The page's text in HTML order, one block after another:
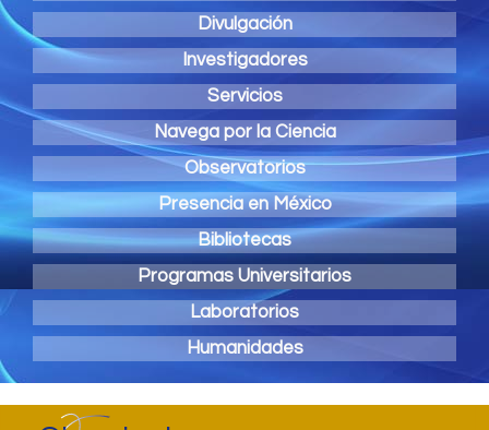
Divulgación
Investigadores
Servicios
Navega por la Ciencia
Observatorios
Presencia en México
Bibliotecas
Programas Universitarios
Laboratorios
Humanidades